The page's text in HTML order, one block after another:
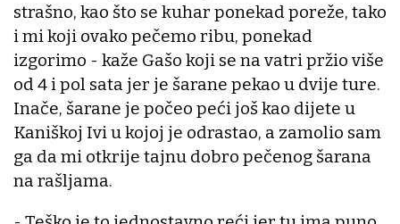
strašno, kao što se kuhar ponekad poreže, tako
i mi koji ovako pečemo ribu, ponekad
izgorimo - kaže Gašo koji se na vatri pržio više
od 4 i pol sata jer je šarane pekao u dvije ture.
Inače, šarane je počeo peći još kao dijete u
Kaniškoj Ivi u kojoj je odrastao, a zamolio sam
ga da mi otkrije tajnu dobro pečenog šarana
na rašljama.